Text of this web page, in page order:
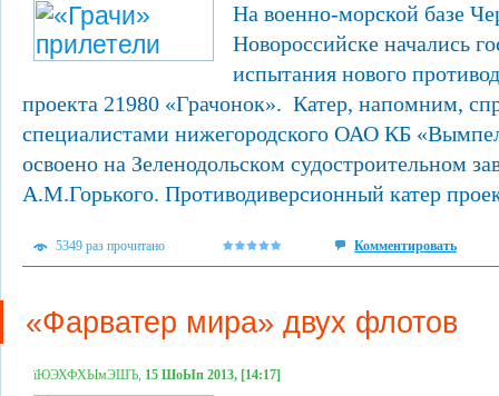
На военно-морской базе
Новороссийске начались
испытания нового
проекта 21980 «Грачонок». Катер, напомним,
специалистами нижегородского ОАО КБ
освоено на Зеленодольском судостроительном
А.М.Горького. Противодиверсионный катер
5349 раз прочитано Комментировать
«Фарватер мира» двух флотов
їЮЭХФХЫмЭШЪ, 15 ШоЫп 2013, [14:17]